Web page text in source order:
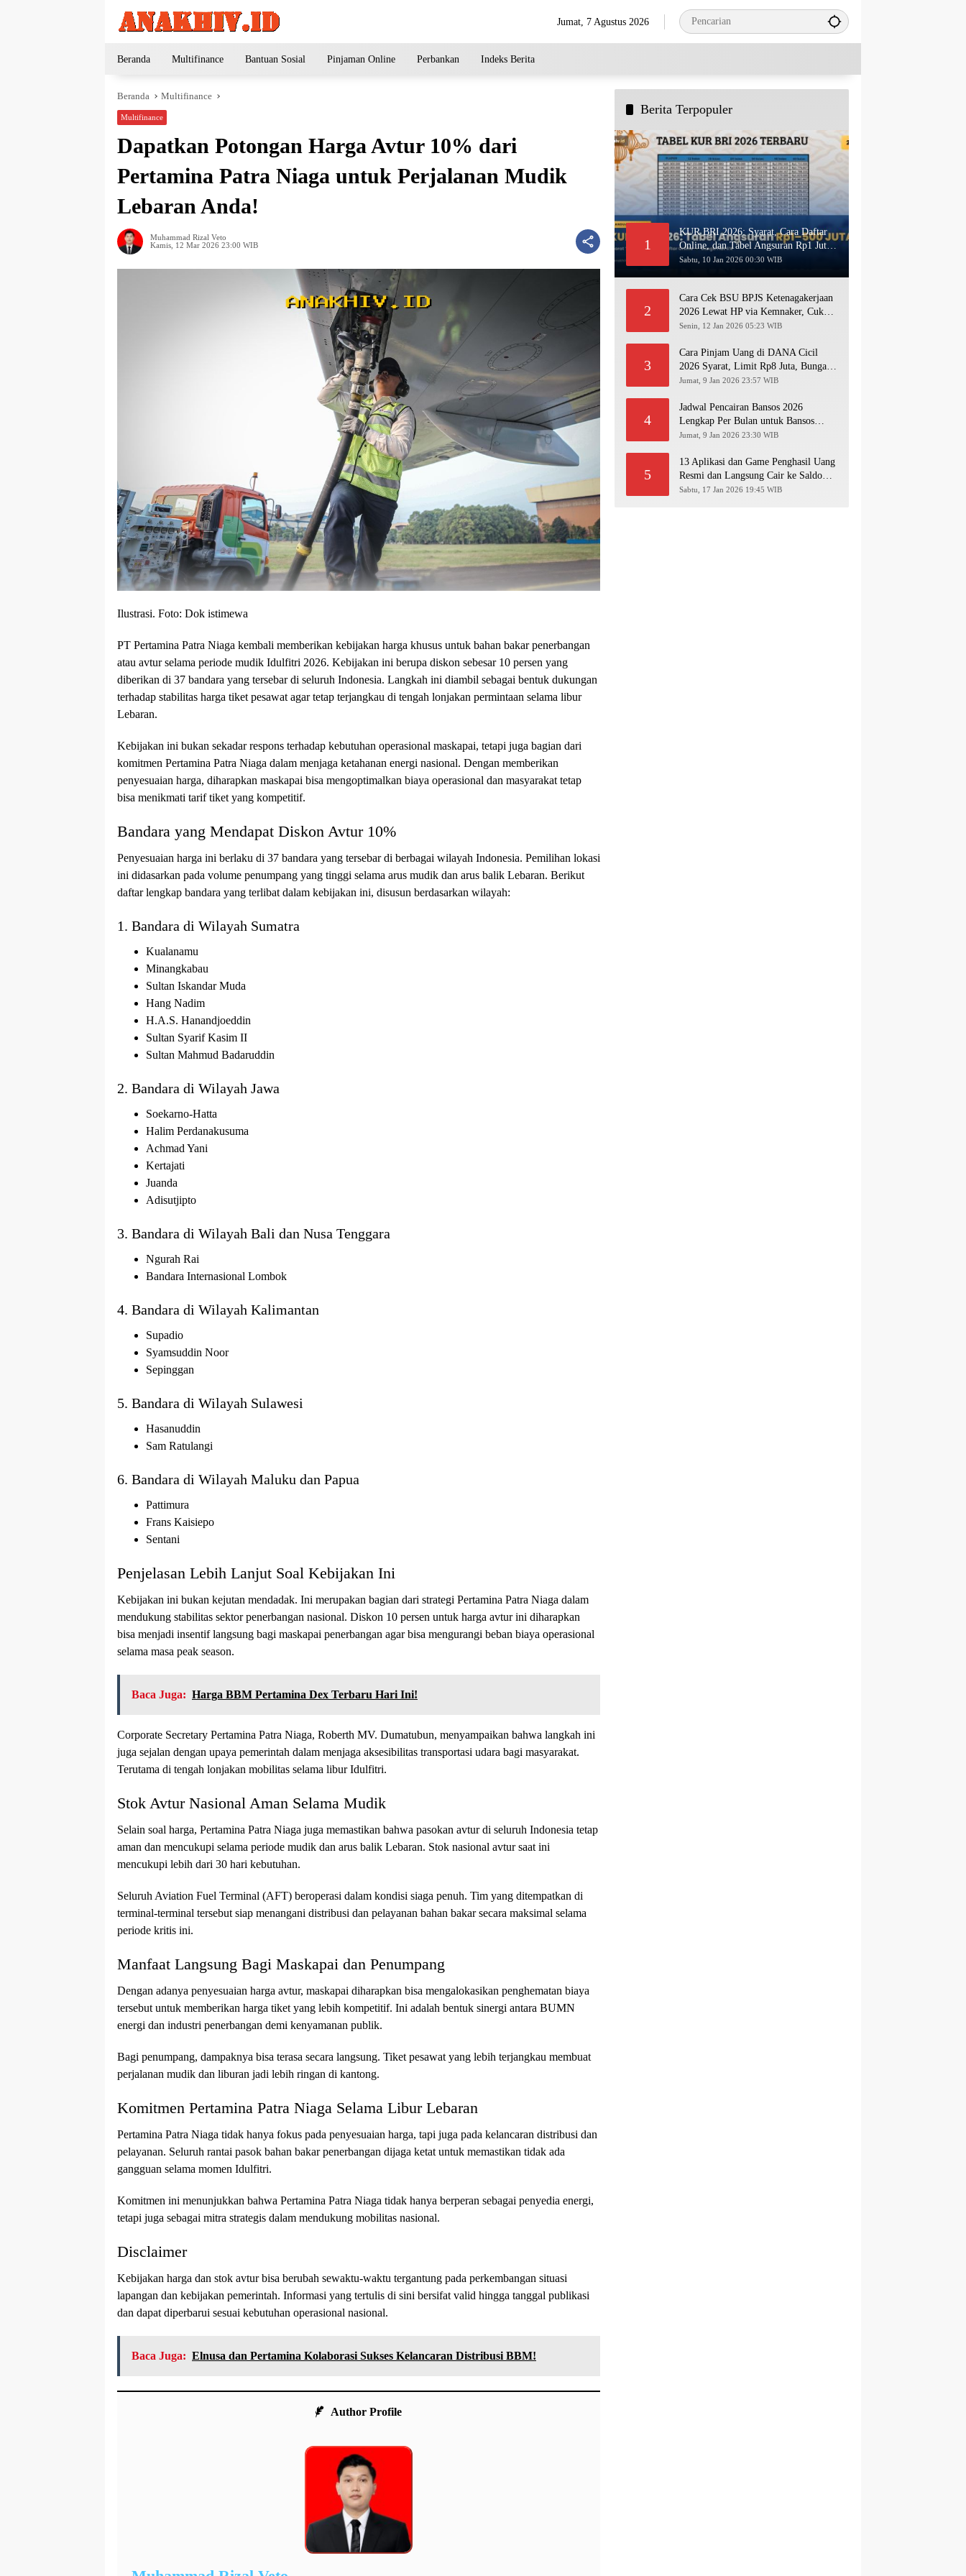
Jumat, 7 Agustus 2026
Beranda Multifinance Bantuan Sosial Pinjaman Online Perbankan Indeks Berita
Beranda Multifinance
Multifinance
Dapatkan Potongan Harga Avtur 10% dari
Pertamina Patra Niaga untuk Perjalanan Mudik
Lebaran Anda!
Muhammad Rizal Veto
Kamis, 12 Mar 2026 23:00 WIB
Ilustrasi. Foto: Dok istimewa
PT Pertamina Patra Niaga kembali memberikan kebijakan harga khusus untuk bahan bakar penerbangan
atau avtur selama periode mudik Idulfitri 2026. Kebijakan ini berupa diskon sebesar 10 persen yang
diberikan di 37 bandara yang tersebar di seluruh Indonesia. Langkah ini diambil sebagai bentuk dukungan
terhadap stabilitas harga tiket pesawat agar tetap terjangkau di tengah lonjakan permintaan selama libur
Lebaran.
Kebijakan ini bukan sekadar respons terhadap kebutuhan operasional maskapai, tetapi juga bagian dari
komitmen Pertamina Patra Niaga dalam menjaga ketahanan energi nasional. Dengan memberikan
penyesuaian harga, diharapkan maskapai bisa mengoptimalkan biaya operasional dan masyarakat tetap
bisa menikmati tarif tiket yang kompetitif.
Bandara yang Mendapat Diskon Avtur 10%
Penyesuaian harga ini berlaku di 37 bandara yang tersebar di berbagai wilayah Indonesia. Pemilihan lokasi
ini didasarkan pada volume penumpang yang tinggi selama arus mudik dan arus balik Lebaran. Berikut
daftar lengkap bandara yang terlibat dalam kebijakan ini, disusun berdasarkan wilayah:
1. Bandara di Wilayah Sumatra
Kualanamu
Minangkabau
Sultan Iskandar Muda
Hang Nadim
H.A.S. Hanandjoeddin
Sultan Syarif Kasim II
Sultan Mahmud Badaruddin
2. Bandara di Wilayah Jawa
Soekarno-Hatta
Halim Perdanakusuma
Achmad Yani
Kertajati
Juanda
Adisutjipto
3. Bandara di Wilayah Bali dan Nusa Tenggara
Ngurah Rai
Bandara Internasional Lombok
4. Bandara di Wilayah Kalimantan
Supadio
Syamsuddin Noor
Sepinggan
5. Bandara di Wilayah Sulawesi
Hasanuddin
Sam Ratulangi
6. Bandara di Wilayah Maluku dan Papua
Pattimura
Frans Kaisiepo
Sentani
Penjelasan Lebih Lanjut Soal Kebijakan Ini
Kebijakan ini bukan kejutan mendadak. Ini merupakan bagian dari strategi Pertamina Patra Niaga dalam
mendukung stabilitas sektor penerbangan nasional. Diskon 10 persen untuk harga avtur ini diharapkan
bisa menjadi insentif langsung bagi maskapai penerbangan agar bisa mengurangi beban biaya operasional
selama masa peak season.
Baca Juga: Harga BBM Pertamina Dex Terbaru Hari Ini!
Corporate Secretary Pertamina Patra Niaga, Roberth MV. Dumatubun, menyampaikan bahwa langkah ini
juga sejalan dengan upaya pemerintah dalam menjaga aksesibilitas transportasi udara bagi masyarakat.
Terutama di tengah lonjakan mobilitas selama libur Idulfitri.
Stok Avtur Nasional Aman Selama Mudik
Selain soal harga, Pertamina Patra Niaga juga memastikan bahwa pasokan avtur di seluruh Indonesia tetap
aman dan mencukupi selama periode mudik dan arus balik Lebaran. Stok nasional avtur saat ini
mencukupi lebih dari 30 hari kebutuhan.
Seluruh Aviation Fuel Terminal (AFT) beroperasi dalam kondisi siaga penuh. Tim yang ditempatkan di
terminal-terminal tersebut siap menangani distribusi dan pelayanan bahan bakar secara maksimal selama
periode kritis ini.
Manfaat Langsung Bagi Maskapai dan Penumpang
Dengan adanya penyesuaian harga avtur, maskapai diharapkan bisa mengalokasikan penghematan biaya
tersebut untuk memberikan harga tiket yang lebih kompetitif. Ini adalah bentuk sinergi antara BUMN
energi dan industri penerbangan demi kenyamanan publik.
Bagi penumpang, dampaknya bisa terasa secara langsung. Tiket pesawat yang lebih terjangkau membuat
perjalanan mudik dan liburan jadi lebih ringan di kantong.
Komitmen Pertamina Patra Niaga Selama Libur Lebaran
Pertamina Patra Niaga tidak hanya fokus pada penyesuaian harga, tapi juga pada kelancaran distribusi dan
pelayanan. Seluruh rantai pasok bahan bakar penerbangan dijaga ketat untuk memastikan tidak ada
gangguan selama momen Idulfitri.
Komitmen ini menunjukkan bahwa Pertamina Patra Niaga tidak hanya berperan sebagai penyedia energi,
tetapi juga sebagai mitra strategis dalam mendukung mobilitas nasional.
Disclaimer
Kebijakan harga dan stok avtur bisa berubah sewaktu-waktu tergantung pada perkembangan situasi
lapangan dan kebijakan pemerintah. Informasi yang tertulis di sini bersifat valid hingga tanggal publikasi
dan dapat diperbarui sesuai kebutuhan operasional nasional.
Baca Juga: Elnusa dan Pertamina Kolaborasi Sukses Kelancaran Distribusi BBM!
Author Profile
Berita Terpopuler
1
KUR BRI 2026: Syarat, Cara Daftar
Online, dan Tabel Angsuran Rp1 Juta–
500 Juta Terbaru
Sabtu, 10 Jan 2026 00:30 WIB
2
Cara Cek BSU BPJS Ketenagakerjaan
2026 Lewat HP via Kemnaker, Cukup
Pakai NIK KTP!
Senin, 12 Jan 2026 05:23 WIB
3
Cara Pinjam Uang di DANA Cicil
2026 Syarat, Limit Rp8 Juta, Bunga &
Langkah Pengajuan Lengkap
Jumat, 9 Jan 2026 23:57 WIB
4
Jadwal Pencairan Bansos 2026
Lengkap Per Bulan untuk Bansos
PKH, BPNT, PIP, BLT Kesra
Jumat, 9 Jan 2026 23:30 WIB
5
13 Aplikasi dan Game Penghasil Uang
Resmi dan Langsung Cair ke Saldo
Dana 2026
Sabtu, 17 Jan 2026 19:45 WIB